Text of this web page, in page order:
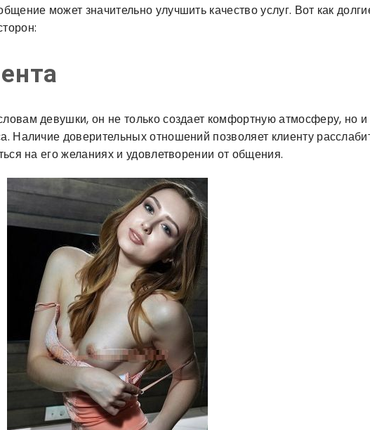
может значительно улучшить качество услуг. Вот как
девушки, он не только создает комфортную атмосферу, но и
Наличие доверительных отношений позволяет клиенту
на его желаниях и удовлетворении от общения.